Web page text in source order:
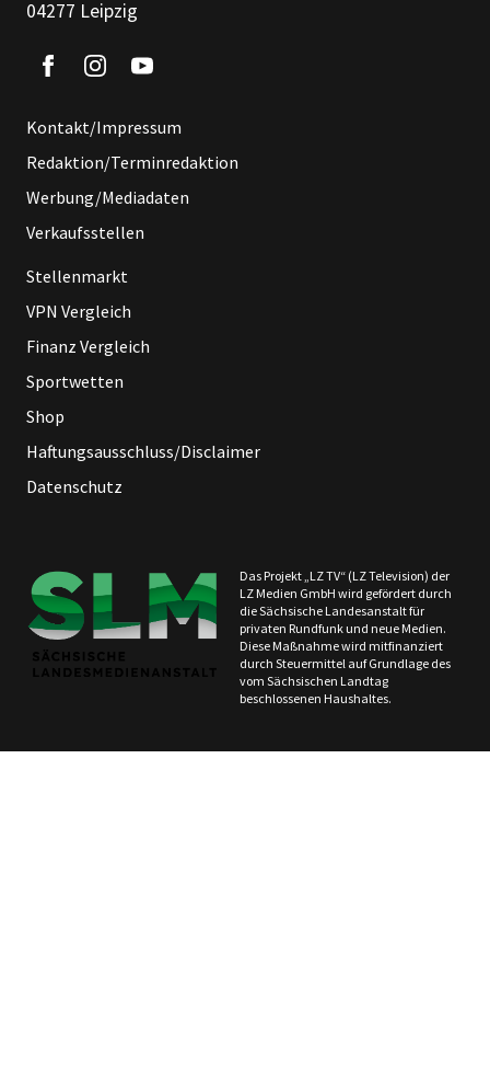
04277 Leipzig
Kontakt/Impressum
Redaktion/Terminredaktion
Werbung/Mediadaten
Verkaufsstellen
Stellenmarkt
VPN Vergleich
Finanz Vergleich
Sportwetten
Shop
Haftungsausschluss/Disclaimer
Datenschutz
Das Projekt „LZ TV“ (LZ Television) der
LZ Medien GmbH wird gefördert durch
die Sächsische Landesanstalt für
privaten Rundfunk und neue Medien.
Diese Maßnahme wird mitfinanziert
durch Steuermittel auf Grundlage des
vom Sächsischen Landtag
beschlossenen Haushaltes.